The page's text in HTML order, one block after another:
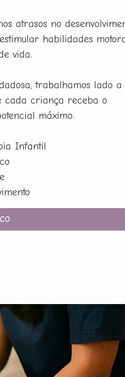
atrasos no
habilidades
vida.
trabalhamos lado a
cada criança receba o
máximo.
Infantil